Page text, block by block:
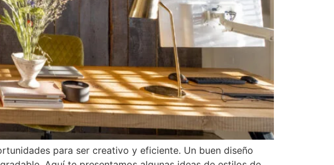
para ser creativo y eficiente. Un buen diseño